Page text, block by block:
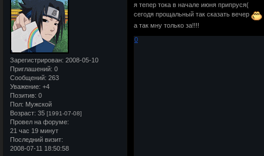
Зарегистрирован: 2008-05-10
Приглашений: 0
Сообщений: 263
Уважение: +4
Позитив: 0
Пол: Мужской
Возраст: 35 [1991-07-08]
Провел на форуме:
21 час 19 минут
Последний визит:
2008-07-11 18:50:58
я тепер тока в начале июня припруся(
сегодя прощальный так сказать вечер
а так мну только за!!!!
0